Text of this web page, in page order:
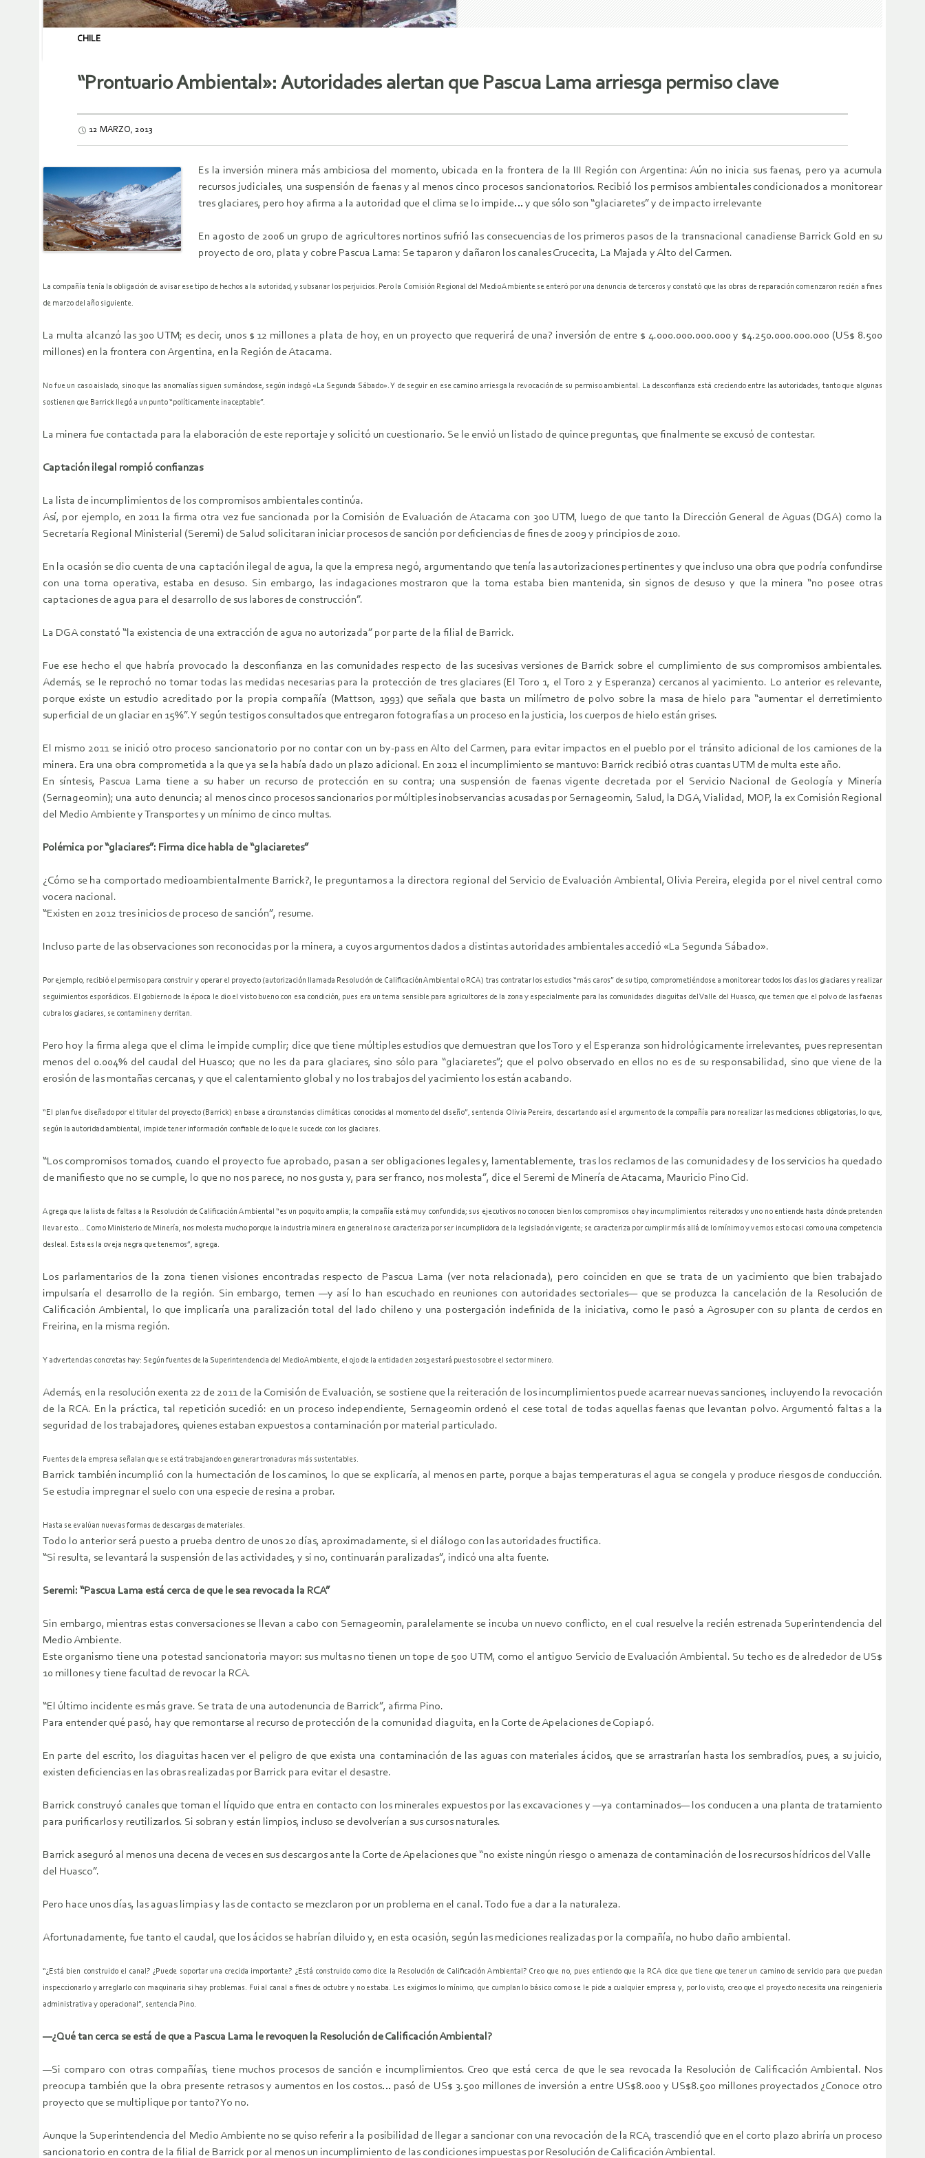
CHILE
“Prontuario Ambiental»: Autoridades alertan que Pascua Lama arriesga permiso clave
12 MARZO, 2013
Es la inversión minera más ambiciosa del momento, ubicada en la frontera de la III Región con Argentina: Aún no inicia sus faenas, pero ya acumula
recursos judiciales, una suspensión de faenas y al menos cinco procesos sancionatorios. Recibió los permisos ambientales condicionados a monitorear
tres glaciares, pero hoy afirma a la autoridad que el clima se lo impide… y que sólo son “glaciaretes” y de impacto irrelevante
En agosto de 2006 un grupo de agricultores nortinos sufrió las consecuencias de los primeros pasos de la transnacional canadiense Barrick Gold en su
proyecto de oro, plata y cobre Pascua Lama: Se taparon y dañaron los canales Crucecita, La Majada y Alto del Carmen.
La compañía tenía la obligación de avisar ese tipo de hechos a la autoridad, y subsanar los perjuicios. Pero la Comisión Regional del Medio Ambiente se enteró por una denuncia de terceros y constató que las obras de reparación comenzaron recién a fines
de marzo del año siguiente.
La multa alcanzó las 300 UTM; es decir, unos $ 12 millones a plata de hoy, en un proyecto que requerirá de una? inversión de entre $ 4.000.000.000.000 y $4.250.000.000.000 (US$ 8.500
millones) en la frontera con Argentina, en la Región de Atacama.
No fue un caso aislado, sino que las anomalías siguen sumándose, según indagó «La Segunda Sábado». Y de seguir en ese camino arriesga la revocación de su permiso ambiental. La desconfianza está creciendo entre las autoridades, tanto que algunas
sostienen que Barrick llegó a un punto “políticamente inaceptable”.
La minera fue contactada para la elaboración de este reportaje y solicitó un cuestionario. Se le envió un listado de quince preguntas, que finalmente se excusó de contestar.
Captación ilegal rompió confianzas
La lista de incumplimientos de los compromisos ambientales continúa.
Así, por ejemplo, en 2011 la firma otra vez fue sancionada por la Comisión de Evaluación de Atacama con 300 UTM, luego de que tanto la Dirección General de Aguas (DGA) como la
Secretaría Regional Ministerial (Seremi) de Salud solicitaran iniciar procesos de sanción por deficiencias de fines de 2009 y principios de 2010.
En la ocasión se dio cuenta de una captación ilegal de agua, la que la empresa negó, argumentando que tenía las autorizaciones pertinentes y que incluso una obra que podría confundirse
con una toma operativa, estaba en desuso. Sin embargo, las indagaciones mostraron que la toma estaba bien mantenida, sin signos de desuso y que la minera “no posee otras
captaciones de agua para el desarrollo de sus labores de construcción”.
La DGA constató “la existencia de una extracción de agua no autorizada” por parte de la filial de Barrick.
Fue ese hecho el que habría provocado la desconfianza en las comunidades respecto de las sucesivas versiones de Barrick sobre el cumplimiento de sus compromisos ambientales.
Además, se le reprochó no tomar todas las medidas necesarias para la protección de tres glaciares (El Toro 1, el Toro 2 y Esperanza) cercanos al yacimiento. Lo anterior es relevante,
porque existe un estudio acreditado por la propia compañía (Mattson, 1993) que señala que basta un milímetro de polvo sobre la masa de hielo para “aumentar el derretimiento
superficial de un glaciar en 15%”. Y según testigos consultados que entregaron fotografías a un proceso en la justicia, los cuerpos de hielo están grises.
El mismo 2011 se inició otro proceso sancionatorio por no contar con un by-pass en Alto del Carmen, para evitar impactos en el pueblo por el tránsito adicional de los camiones de la
minera. Era una obra comprometida a la que ya se la había dado un plazo adicional. En 2012 el incumplimiento se mantuvo: Barrick recibió otras cuantas UTM de multa este año.
En síntesis, Pascua Lama tiene a su haber un recurso de protección en su contra; una suspensión de faenas vigente decretada por el Servicio Nacional de Geología y Minería
(Sernageomin); una auto denuncia; al menos cinco procesos sancionarios por múltiples inobservancias acusadas por Sernageomin, Salud, la DGA, Vialidad, MOP, la ex Comisión Regional
del Medio Ambiente y Transportes y un mínimo de cinco multas.
Polémica por “glaciares”: Firma dice habla de “glaciaretes”
¿Cómo se ha comportado medioambientalmente Barrick?, le preguntamos a la directora regional del Servicio de Evaluación Ambiental, Olivia Pereira, elegida por el nivel central como
vocera nacional.
“Existen en 2012 tres inicios de proceso de sanción”, resume.
Incluso parte de las observaciones son reconocidas por la minera, a cuyos argumentos dados a distintas autoridades ambientales accedió «La Segunda Sábado».
Por ejemplo, recibió el permiso para construir y operar el proyecto (autorización llamada Resolución de Calificación Ambiental o RCA) tras contratar los estudios “más caros” de su tipo, comprometiéndose a monitorear todos los días los glaciares y realizar
seguimientos esporádicos. El gobierno de la época le dio el visto bueno con esa condición, pues era un tema sensible para agricultores de la zona y especialmente para las comunidades diaguitas del Valle del Huasco, que temen que el polvo de las faenas
cubra los glaciares, se contaminen y derritan.
Pero hoy la firma alega que el clima le impide cumplir; dice que tiene múltiples estudios que demuestran que los Toro y el Esperanza son hidrológicamente irrelevantes, pues representan
menos del 0.004% del caudal del Huasco; que no les da para glaciares, sino sólo para “glaciaretes”; que el polvo observado en ellos no es de su responsabilidad, sino que viene de la
erosión de las montañas cercanas, y que el calentamiento global y no los trabajos del yacimiento los están acabando.
“El plan fue diseñado por el titular del proyecto (Barrick) en base a circunstancias climáticas conocidas al momento del diseño”, sentencia Olivia Pereira, descartando así el argumento de la compañía para no realizar las mediciones obligatorias, lo que,
según la autoridad ambiental, impide tener información confiable de lo que le sucede con los glaciares.
“Los compromisos tomados, cuando el proyecto fue aprobado, pasan a ser obligaciones legales y, lamentablemente, tras los reclamos de las comunidades y de los servicios ha quedado
de manifiesto que no se cumple, lo que no nos parece, no nos gusta y, para ser franco, nos molesta”, dice el Seremi de Minería de Atacama, Mauricio Pino Cid.
Agrega que la lista de faltas a la Resolución de Calificación Ambiental “es un poquito amplia; la compañía está muy confundida; sus ejecutivos no conocen bien los compromisos o hay incumplimientos reiterados y uno no entiende hasta dónde pretenden
llevar esto… Como Ministerio de Minería, nos molesta mucho porque la industria minera en general no se caracteriza por ser incumplidora de la legislación vigente; se caracteriza por cumplir más allá de lo mínimo y vemos esto casi como una competencia
desleal. Esta es la oveja negra que tenemos”, agrega.
Los parlamentarios de la zona tienen visiones encontradas respecto de Pascua Lama (ver nota relacionada), pero coinciden en que se trata de un yacimiento que bien trabajado
impulsaría el desarrollo de la región. Sin embargo, temen —y así lo han escuchado en reuniones con autoridades sectoriales— que se produzca la cancelación de la Resolución de
Calificación Ambiental, lo que implicaría una paralización total del lado chileno y una postergación indefinida de la iniciativa, como le pasó a Agrosuper con su planta de cerdos en
Freirina, en la misma región.
Y advertencias concretas hay: Según fuentes de la Superintendencia del Medio Ambiente, el ojo de la entidad en 2013 estará puesto sobre el sector minero.
Además, en la resolución exenta 22 de 2011 de la Comisión de Evaluación, se sostiene que la reiteración de los incumplimientos puede acarrear nuevas sanciones, incluyendo la revocación
de la RCA. En la práctica, tal repetición sucedió: en un proceso independiente, Sernageomin ordenó el cese total de todas aquellas faenas que levantan polvo. Argumentó faltas a la
seguridad de los trabajadores, quienes estaban expuestos a contaminación por material particulado.
Fuentes de la empresa señalan que se está trabajando en generar tronaduras más sustentables.
Barrick también incumplió con la humectación de los caminos, lo que se explicaría, al menos en parte, porque a bajas temperaturas el agua se congela y produce riesgos de conducción.
Se estudia impregnar el suelo con una especie de resina a probar.
Hasta se evalúan nuevas formas de descargas de materiales.
Todo lo anterior será puesto a prueba dentro de unos 20 días, aproximadamente, si el diálogo con las autoridades fructifica.
“Si resulta, se levantará la suspensión de las actividades, y si no, continuarán paralizadas”, indicó una alta fuente.
Seremi: “Pascua Lama está cerca de que le sea revocada la RCA”
Sin embargo, mientras estas conversaciones se llevan a cabo con Sernageomin, paralelamente se incuba un nuevo conflicto, en el cual resuelve la recién estrenada Superintendencia del
Medio Ambiente.
Este organismo tiene una potestad sancionatoria mayor: sus multas no tienen un tope de 500 UTM, como el antiguo Servicio de Evaluación Ambiental. Su techo es de alrededor de US$
10 millones y tiene facultad de revocar la RCA.
“El último incidente es más grave. Se trata de una autodenuncia de Barrick”, afirma Pino.
Para entender qué pasó, hay que remontarse al recurso de protección de la comunidad diaguita, en la Corte de Apelaciones de Copiapó.
En parte del escrito, los diaguitas hacen ver el peligro de que exista una contaminación de las aguas con materiales ácidos, que se arrastrarían hasta los sembradíos, pues, a su juicio,
existen deficiencias en las obras realizadas por Barrick para evitar el desastre.
Barrick construyó canales que toman el líquido que entra en contacto con los minerales expuestos por las excavaciones y —ya contaminados— los conducen a una planta de tratamiento
para purificarlos y reutilizarlos. Si sobran y están limpios, incluso se devolverían a sus cursos naturales.
Barrick aseguró al menos una decena de veces en sus descargos ante la Corte de Apelaciones que “no existe ningún riesgo o amenaza de contaminación de los recursos hídricos del Valle
del Huasco”.
Pero hace unos días, las aguas limpias y las de contacto se mezclaron por un problema en el canal. Todo fue a dar a la naturaleza.
Afortunadamente, fue tanto el caudal, que los ácidos se habrían diluido y, en esta ocasión, según las mediciones realizadas por la compañía, no hubo daño ambiental.
“¿Está bien construido el canal? ¿Puede soportar una crecida importante? ¿Está construido como dice la Resolución de Calificación Ambiental? Creo que no, pues entiendo que la RCA dice que tiene que tener un camino de servicio para que puedan
inspeccionarlo y arreglarlo con maquinaria si hay problemas. Fui al canal a fines de octubre y no estaba. Les exigimos lo mínimo, que cumplan lo básico como se le pide a cualquier empresa y, por lo visto, creo que el proyecto necesita una reingeniería
administrativa y operacional”, sentencia Pino.
—¿Qué tan cerca se está de que a Pascua Lama le revoquen la Resolución de Calificación Ambiental?
—Si comparo con otras compañías, tiene muchos procesos de sanción e incumplimientos. Creo que está cerca de que le sea revocada la Resolución de Calificación Ambiental. Nos
preocupa también que la obra presente retrasos y aumentos en los costos… pasó de US$ 3.500 millones de inversión a entre US$8.000 y US$8.500 millones proyectados ¿Conoce otro
proyecto que se multiplique por tanto? Yo no.
Aunque la Superintendencia del Medio Ambiente no se quiso referir a la posibilidad de llegar a sancionar con una revocación de la RCA, trascendió que en el corto plazo abriría un proceso
sancionatorio en contra de la filial de Barrick por al menos un incumplimiento de las condiciones impuestas por Resolución de Calificación Ambiental.